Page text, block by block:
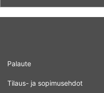
Palaute
Tilaus- ja sopimusehdot